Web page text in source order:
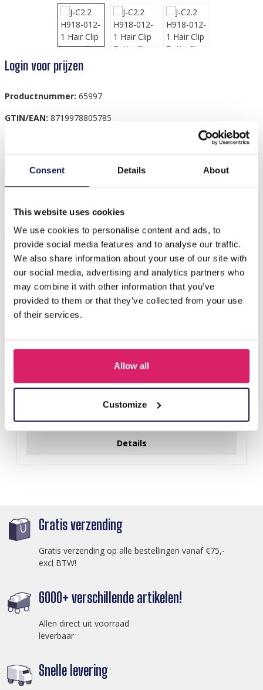
Consent Details About
This website uses cookies
We use cookies to personalise content and ads, to
provide social media features and to analyse our traffic.
We also share information about your use of our site with
our social media, advertising and analytics partners who
may combine it with other information that you’ve
provided to them or that they’ve collected from your use
of their services.
Allow all
Customize
Login voor prijzen
Productnummer: 65997
GTIN/EAN: 8719978805785
Beschrijving
J-C2.2 H918-012-1 Hair Clip Butterflies 7cm
Anderen kochten ook
Login voor prijzen
Details
Gratis verzending
Gratis verzending op alle bestellingen vanaf €75,-
excl BTW!
6000+ verschillende artikelen!
Allen direct uit voorraad
leverbaar
Snelle levering